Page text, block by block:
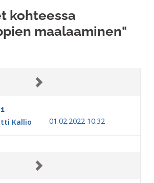
kohteessa
maalaaminen"
Kallio
01.02.2022 10:32